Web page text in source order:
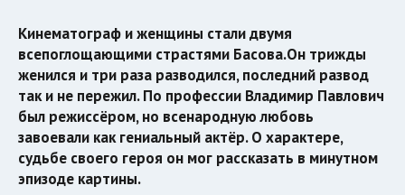
Кинематограф и женщины стали двумя
всепоглощающими страстями Басова.Он трижды
женился и три раза разводился, последний развод
так и не пережил. По профессии Владимир Павлович
был режиссёром, но всенародную любовь
завоевали как гениальный актёр. О характере,
судьбе своего героя он мог рассказать в минутном
эпизоде картины.